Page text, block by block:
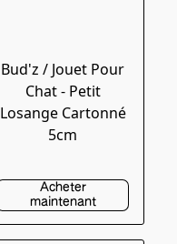
Bud'z / Jouet Pour
Chat - Petit
Losange Cartonné
5cm
Acheter
maintenant